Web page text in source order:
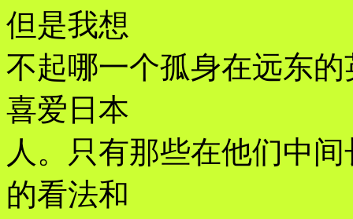
但是我想
不起哪一个孤身在远东
喜爱日本
人。只有那些在他们中
的看法和